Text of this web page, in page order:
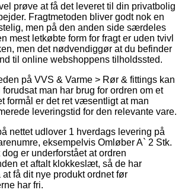
prøve at få det leveret til din privatbolig
Fragtmetoden bliver godt nok en
men på den anden side særdeles
mest letkøbte form for fragt er uden tvivl
men det nødvendiggør at du befinder
til online webshoppens tilholdssted.
på VVS & Varme > Rør & fittings kan
man har brug for ordren om et
formål er det ret væsentligt at man
leveringstid for den relevante vare.
nettet udlover 1 hverdags levering på
eksempelvis Omløber A` 2 Stk.
er underforstået at ordren
et aftalt klokkeslæt, så de har
få dit nye produkt ordnet før
har fri.